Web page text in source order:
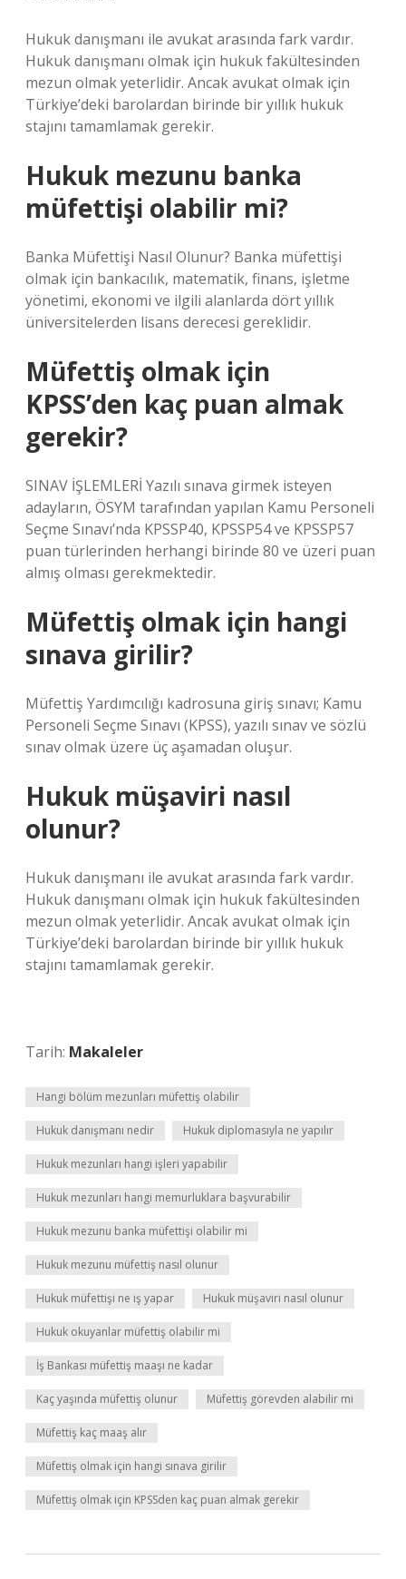
Hukuk danışmanı ile avukat arasında fark vardır.
Hukuk danışmanı olmak için hukuk fakültesinden
mezun olmak yeterlidir. Ancak avukat olmak için
Türkiye’deki barolardan birinde bir yıllık hukuk
stajını tamamlamak gerekir.
Hukuk mezunu banka
müfettişi olabilir mi?
Banka Müfettişi Nasıl Olunur? Banka müfettişi
olmak için bankacılık, matematik, finans, işletme
yönetimi, ekonomi ve ilgili alanlarda dört yıllık
üniversitelerden lisans derecesi gereklidir.
Müfettiş olmak için
KPSS’den kaç puan almak
gerekir?
SINAV İŞLEMLERİ Yazılı sınava girmek isteyen
adayların, ÖSYM tarafından yapılan Kamu Personeli
Seçme Sınavı’nda KPSSP40, KPSSP54 ve KPSSP57
puan türlerinden herhangi birinde 80 ve üzeri puan
almış olması gerekmektedir.
Müfettiş olmak için hangi
sınava girilir?
Müfettiş Yardımcılığı kadrosuna giriş sınavı; Kamu
Personeli Seçme Sınavı (KPSS), yazılı sınav ve sözlü
sınav olmak üzere üç aşamadan oluşur.
Hukuk müşaviri nasıl
olunur?
Hukuk danışmanı ile avukat arasında fark vardır.
Hukuk danışmanı olmak için hukuk fakültesinden
mezun olmak yeterlidir. Ancak avukat olmak için
Türkiye’deki barolardan birinde bir yıllık hukuk
stajını tamamlamak gerekir.
Tarih: Makaleler
Hangi bölüm mezunları müfettiş olabilir
Hukuk danışmanı nedir Hukuk diplomasıyla ne yapılır
Hukuk mezunları hangi işleri yapabilir
Hukuk mezunları hangi memurluklara başvurabilir
Hukuk mezunu banka müfettişi olabilir mi
Hukuk mezunu müfettiş nasıl olunur
Hukuk müfettişi ne iş yapar Hukuk müşaviri nasıl olunur
Hukuk okuyanlar müfettiş olabilir mi
İş Bankası müfettiş maaşı ne kadar
Kaç yaşında müfettiş olunur Müfettiş görevden alabilir mi
Müfettiş kaç maaş alır
Müfettiş olmak için hangi sınava girilir
Müfettiş olmak için KPSSden kaç puan almak gerekir